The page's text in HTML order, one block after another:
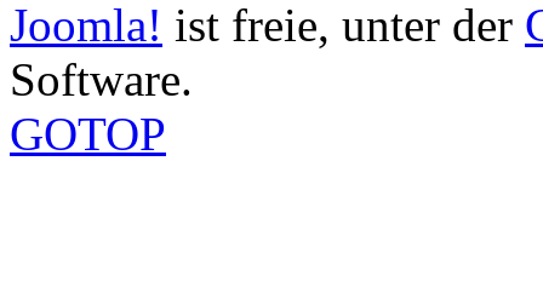
Joomla! ist freie, unter der
Software.
GOTOP